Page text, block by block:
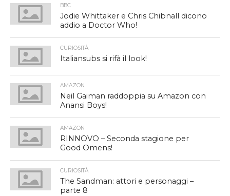
BBC
Jodie Whittaker e Chris Chibnall dicono
addio a Doctor Who!
CURIOSITÀ
Italiansubs si rifà il look!
AMAZON
Neil Gaiman raddoppia su Amazon con
Anansi Boys!
AMAZON
RINNOVO – Seconda stagione per
Good Omens!
CURIOSITÀ
The Sandman: attori e personaggi –
parte 8